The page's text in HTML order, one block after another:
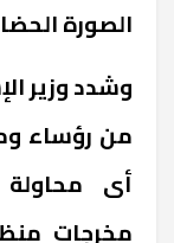
الصورة
وشدد وزير
من رؤساء
أى محاولة
مخرجات